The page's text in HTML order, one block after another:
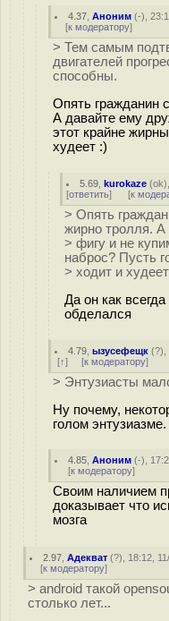
4.37 ,Аноним (-),
[к модератору]
> Тем самым
двигателей
способны.
Опять гражданин
А давайте ему
этот крайне
худеет :)
5.69 ,kurokaze (ok
[ответить] [к
> Опять
жирно тролля.
> фигу и не
наброс? Пусть
> ходит и
Да он как
обделался
4.79 ,ызусефещк (?),
[↑] [к модератору]
> Энтузиасты
Ну почему,
голом
4.85 ,Аноним (-),
[к модератору]
Своим наличием
доказывает что
мозга
2.97 ,Адекват (?), 18:12,
[к модератору]
> android такой
столько лет...